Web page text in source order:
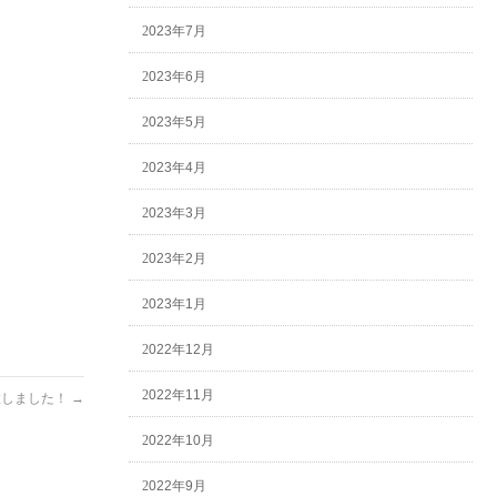
ました！ →
2023年7月
2023年6月
2023年5月
2023年4月
2023年3月
2023年2月
2023年1月
2022年12月
2022年11月
2022年10月
2022年9月